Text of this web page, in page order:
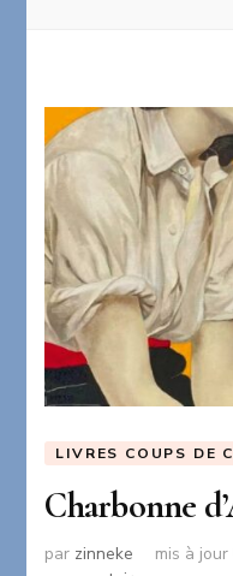
LIVRES COUPS DE
Charbonne
par zinneke mis à jour